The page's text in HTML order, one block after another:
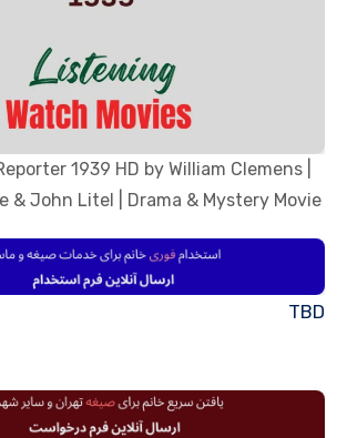
1939 HD by William Clemens |
& John Litel | Drama & Mystery Movie
TBD